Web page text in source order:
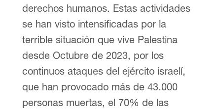
derechos humanos. Estas actividades
se han visto intensificadas por la
terrible situación que vive Palestina
desde Octubre de 2023, por los
continuos ataques del ejército israelí,
que han provocado más de 43.000
personas muertas, el 70% de las